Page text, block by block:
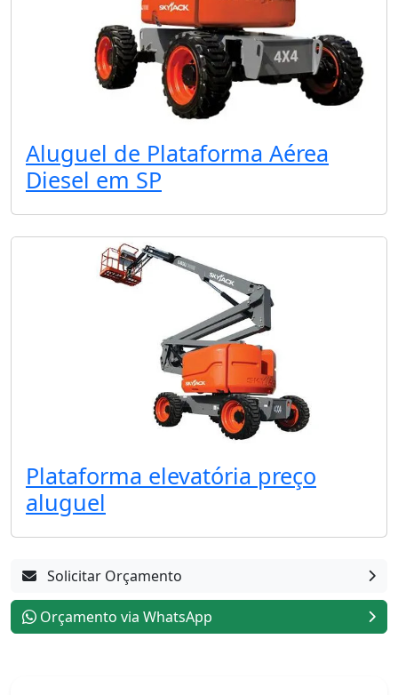
Aluguel de Plataforma Aérea
Diesel em SP
Plataforma elevatória preço
aluguel
Solicitar Orçamento
Orçamento via WhatsApp